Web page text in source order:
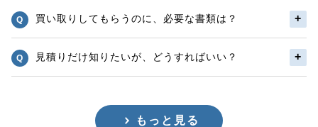
買い取りしてもらうのに、必要な書類は？
見積りだけ知りたいが、どうすればいい？
もっと見る